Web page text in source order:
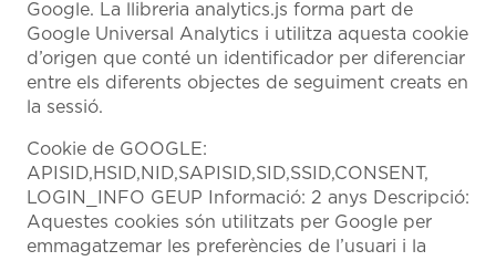
Google. La llibreria analytics.js forma part de
Google Universal Analytics i utilitza aquesta cookie
d’origen que conté un identificador per diferenciar
entre els diferents objectes de seguiment creats en
la sessió.
Cookie de GOOGLE:
APISID,HSID,NID,SAPISID,SID,SSID,CONSENT,
LOGIN_INFO GEUP Informació: 2 anys Descripció:
Aquestes cookies són utilitzats per Google per
emmagatzemar les preferències de l’usuari i la